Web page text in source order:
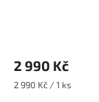
2 990 Kč
Měrná
2 990 Kč / 1 ks